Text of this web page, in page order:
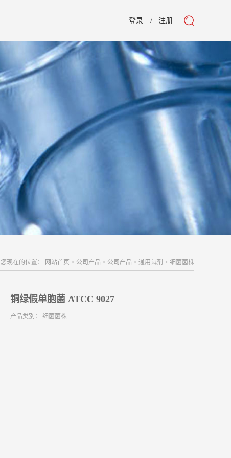
登录 注册
您现在的位置： 网站首页 > 公司产品 > 公司产品 > 通用试剂 > 细菌菌株
铜绿假单胞菌 ATCC 9027
产品类别： 细菌菌株